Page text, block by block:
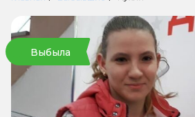
Выбыла